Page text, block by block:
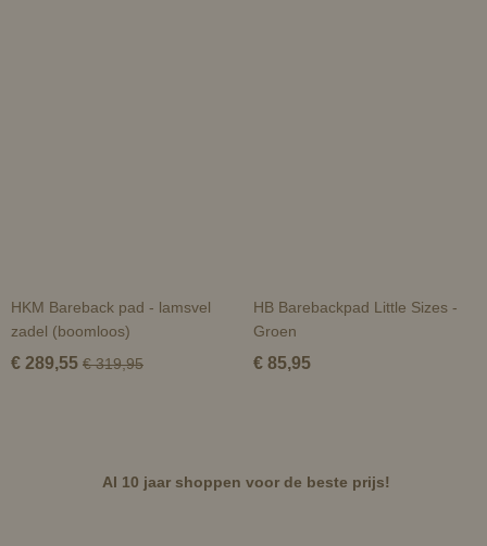
HKM Bareback pad - lamsvel
zadel (boomloos)
€ 289,55 € 319,95
HB Barebackpad Little Sizes -
Groen
€ 85,95
Al 10 jaar shoppen voor de beste prijs!